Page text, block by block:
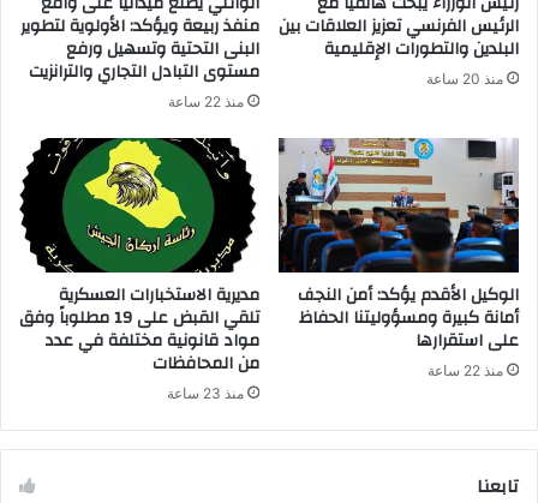
و
ن
ي
الرئيس الفرنسي تعزيز العلاقات بين
البلدين والتطورات الإقليمية
منذ 20 ساعة
منفذ ربيعة ويؤكد: الأولوية لتطوير
البنى التحتية وتسهيل ورفع
مستوى التبادل التجاري والترانزيت
منذ 22 ساعة
الوكيل الأقدم يؤكد: أمن النجف
أمانة كبيرة ومسؤوليتنا الحفاظ
على استقرارها
منذ 22 ساعة
مديرية الاستخبارات العسكرية
تلقي القبض على 19 مطلوباً وفق
مواد قانونية مختلفة في عدد
من المحافظات
منذ 23 ساعة
تابعنا